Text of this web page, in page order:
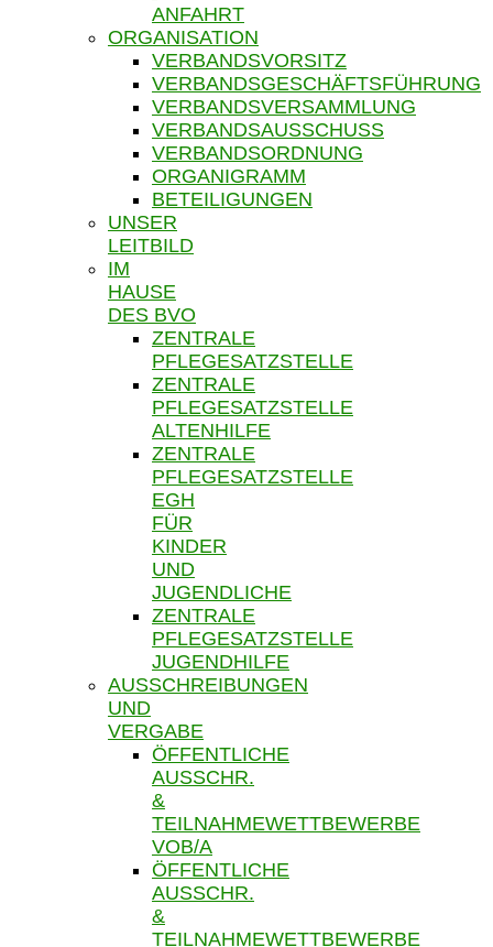
ANFAHRT
ORGANISATION
VERBANDSVORSITZ
VERBANDSGESCHÄFTSFÜHRUNG
VERBANDSVERSAMMLUNG
VERBANDSAUSSCHUSS
VERBANDSORDNUNG
ORGANIGRAMM
BETEILIGUNGEN
UNSER
LEITBILD
IM
HAUSE
DES BVO
ZENTRALE
PFLEGESATZSTELLE
ZENTRALE
PFLEGESATZSTELLE
ALTENHILFE
ZENTRALE
PFLEGESATZSTELLE
EGH
FÜR
KINDER
UND
JUGENDLICHE
ZENTRALE
PFLEGESATZSTELLE
JUGENDHILFE
AUSSCHREIBUNGEN
UND
VERGABE
ÖFFENTLICHE
AUSSCHR.
&
TEILNAHMEWETTBEWERBE
VOB/A
ÖFFENTLICHE
AUSSCHR.
&
TEILNAHMEWETTBEWERBE